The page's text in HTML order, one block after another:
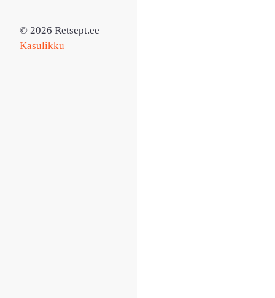
© 2026 Retsept.ee
Kasulikku